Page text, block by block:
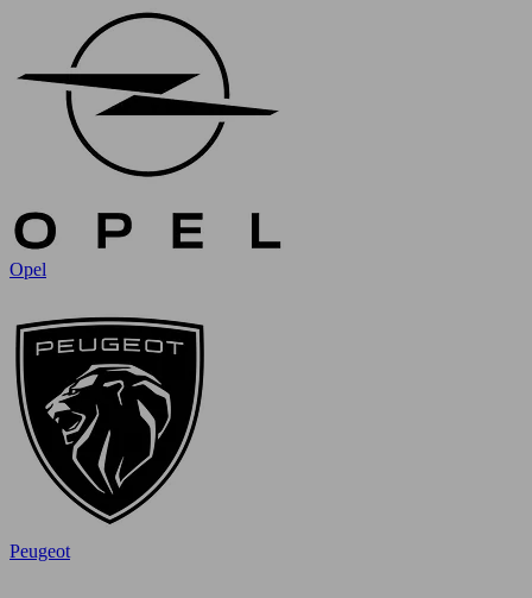
Opel
Peugeot